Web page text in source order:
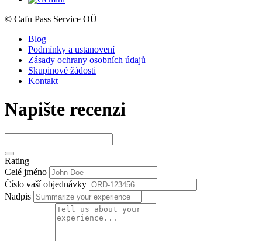
© Cafu Pass Service OÜ
Blog
Podmínky a ustanovení
Zásady ochrany osobních údajů
Skupinové žádosti
Kontakt
Napište recenzi
Rating
Celé jméno
Číslo vaší objednávky
Nadpis